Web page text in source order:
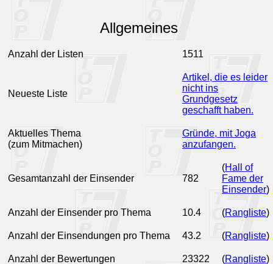
Allgemeines
Anzahl der Listen 1511
Neueste Liste
Artikel, die es leider
nicht ins
Grundgesetz
geschafft haben.
Aktuelles Thema
(zum Mitmachen)
Gründe, mit Joga
anzufangen.
Gesamtanzahl der Einsender 782
(Hall of
Fame der
Einsender)
Anzahl der Einsender pro Thema 10.4 (Rangliste)
Anzahl der Einsendungen pro Thema 43.2 (Rangliste)
Anzahl der Bewertungen 23322 (Rangliste)